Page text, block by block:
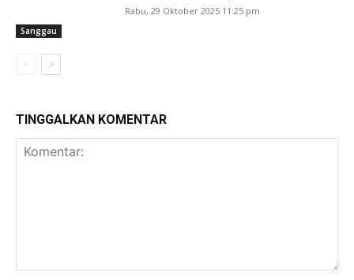
Sanggau
Rabu, 29 Oktober 2025 11:25 pm
TINGGALKAN KOMENTAR